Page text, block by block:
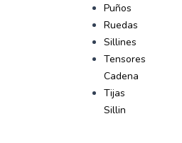
Puños
Ruedas
Sillines
Tensores
Cadena
Tijas
Sillin